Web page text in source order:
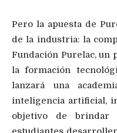
Pero la apuesta de
de la industria: la
Fundación Purelac, un
la formación
lanzará una
inteligencia artificial,
objetivo de brindar